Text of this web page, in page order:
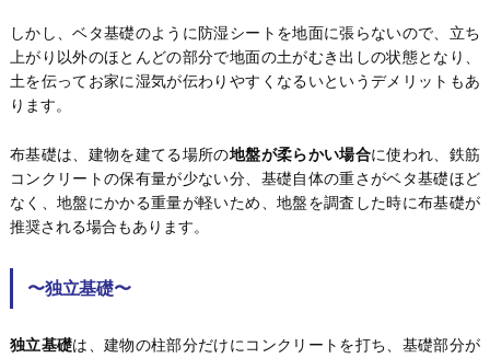
しかし、ベタ基礎のように防湿シートを地面に張らないので、立ち
上がり以外のほとんどの部分で地面の土がむき出しの状態となり、
土を伝ってお家に湿気が伝わりやすくなるいというデメリットもあ
ります。
布基礎は、建物を建てる場所の地盤が柔らかい場合に使われ、鉄筋
コンクリートの保有量が少ない分、基礎自体の重さがベタ基礎ほど
なく、地盤にかかる重量が軽いため、地盤を調査した時に布基礎が
推奨される場合もあります。
〜独立基礎〜
独立基礎は、建物の柱部分だけにコンクリートを打ち、基礎部分が